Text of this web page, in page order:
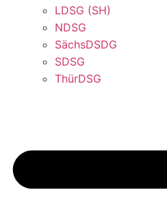
LDSG (SH)
NDSG
SächsDSDG
SDSG
ThürDSG